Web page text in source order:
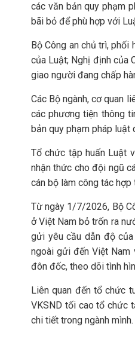
các văn bản quy phạm
bãi bỏ để phù hợp với
Bộ Công an chủ trì,
của Luật; Nghị định của
giao người đang chấp
Các Bộ ngành, cơ quan
các phương tiện thông
bản quy phạm pháp luật
Tổ chức tập huấn Luật
nhận thức cho đội ngũ
cán bộ làm công tác hợp
Từ ngày 1/7/2026, Bộ
ở Việt Nam bỏ trốn ra
gửi yêu cầu dẫn độ
ngoài gửi đến Việt Nam
đôn đốc, theo dõi tình
Liên quan đến tổ chức
VKSND tối cao tổ chức
chi tiết trong ngành mình.